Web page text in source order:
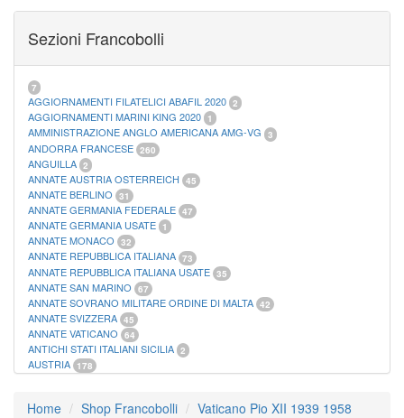
FOGLI MARINI PERIODI SEPARATI VATICANO
MATERIALE FILATELICO MARINI 33
RACCOGLITORI XL
Sezioni Francobolli
7
AGGIORNAMENTI FILATELICI ABAFIL 2020 2
AGGIORNAMENTI MARINI KING 2020 1
AMMINISTRAZIONE ANGLO AMERICANA AMG-VG 3
ANDORRA FRANCESE 260
ANGUILLA 2
ANNATE AUSTRIA OSTERREICH 45
ANNATE BERLINO 31
ANNATE GERMANIA FEDERALE 47
ANNATE GERMANIA USATE 1
ANNATE MONACO 32
ANNATE REPUBBLICA ITALIANA 73
ANNATE REPUBBLICA ITALIANA USATE 35
ANNATE SAN MARINO 67
ANNATE SOVRANO MILITARE ORDINE DI MALTA 42
ANNATE SVIZZERA 45
ANNATE VATICANO 64
ANTICHI STATI ITALIANI SICILIA 2
AUSTRIA 178
CASTELROSSO 10
Home Shop Francobolli
Vaticano Pio XII 1939 1958